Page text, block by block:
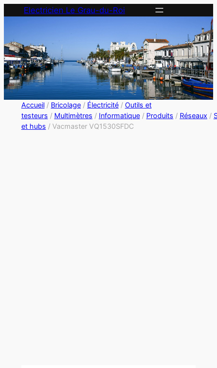
Electricien Le Grau-du-Roi
Accueil/ Bricolage/ Électricité/ Outils et
testeurs / Multimètres / Informatique/ Produits / Réseaux /
et hubs / Vacmaster VQ1530SFDC